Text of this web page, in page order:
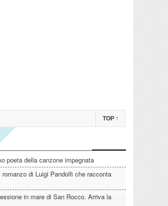
TOP ↑
poeta della canzone impegnata
romanzo di Luigi Pandolfi che racconta
in mare di San Rocco. Arriva la